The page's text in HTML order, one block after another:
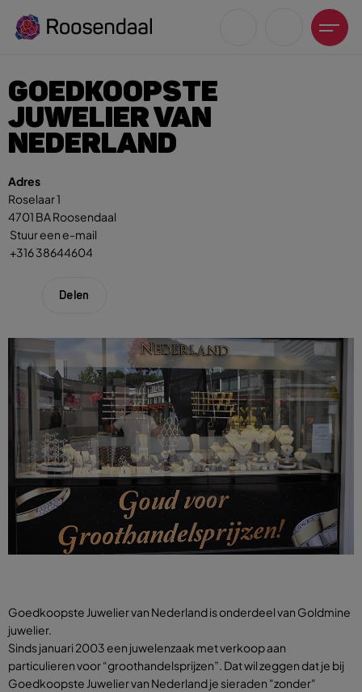
UITagenda
Wandelen
Fietsen
GOEDKOOPSTE
JUWELIER VAN
NEDERLAND
Adres
Roselaar 1
4701 BA Roosendaal
Stuur een e-mail
+316 38644604
Delen
Goedkoopste Juwelier van Nederland is onderdeel van Goldmine
juwelier.
Sinds januari 2003 een juwelenzaak met verkoop aan
particulieren voor “groothandelsprijzen”. Dat wil zeggen dat je bij
Goedkoopste Juwelier van Nederland je sieraden "zonder"